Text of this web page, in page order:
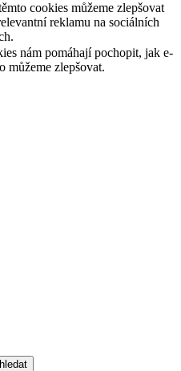
cookies můžeme zlepšovat
reklamu na sociálních
nám pomáhají pochopit, jak e-
můžeme zlepšovat.